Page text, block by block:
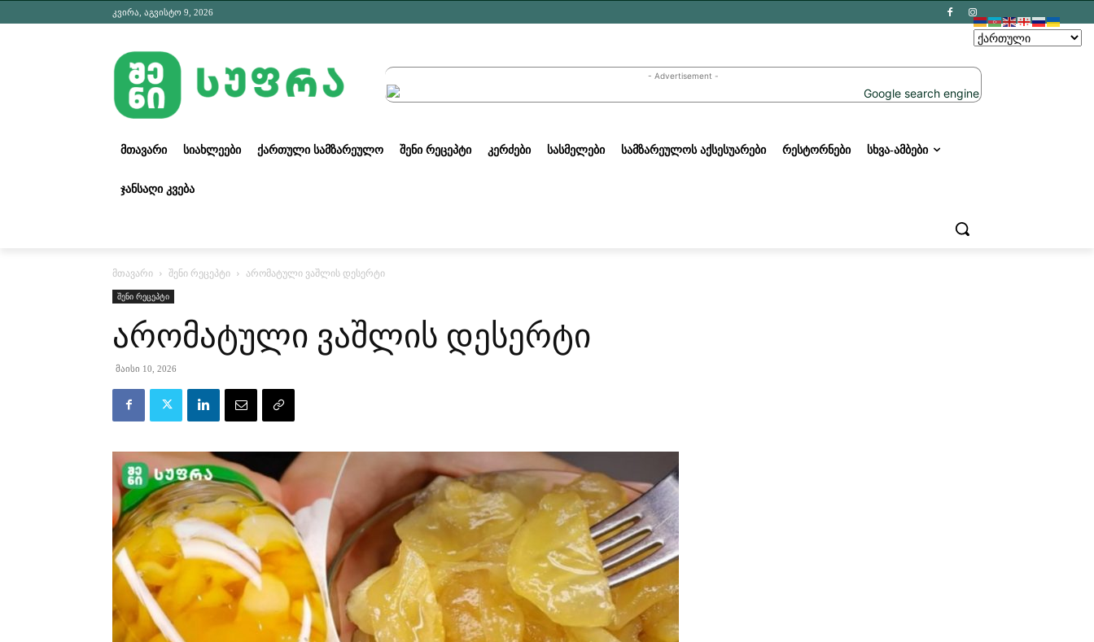
კვირა, აგვისტო 9, 2026
- Advertisement -
ᲛᲗᲐᲕᲐᲠᲘ ᲡᲘᲐᲮᲚᲔᲔᲑᲘ ᲥᲐᲠᲗᲣᲚᲘ ᲡᲐᲛᲖᲐᲠᲔᲣᲚᲝ ᲨᲔᲜᲘ ᲠᲔᲪᲔᲞᲢᲘ ᲙᲔᲠᲫᲔᲑᲘ ᲡᲐᲡᲛᲔᲚᲔᲑᲘ ᲡᲐᲛᲖᲐᲠᲔᲣᲚᲝᲡ ᲐᲥᲡᲔᲡᲣᲐᲠᲔᲑᲘ ᲠᲔᲡᲢᲝᲠᲜᲔᲑᲘ ᲡᲮᲕᲐ-ᲐᲛᲑᲔᲑᲘ
ᲯᲐᲜᲡᲐᲦᲘ ᲙᲕᲔᲑᲐ
მთავარი შენი რეცეპტი არომატული ვაშლის დესერტი
შენი რეცეპტი
არომატული ვაშლის დესერტი
მაისი 10, 2026